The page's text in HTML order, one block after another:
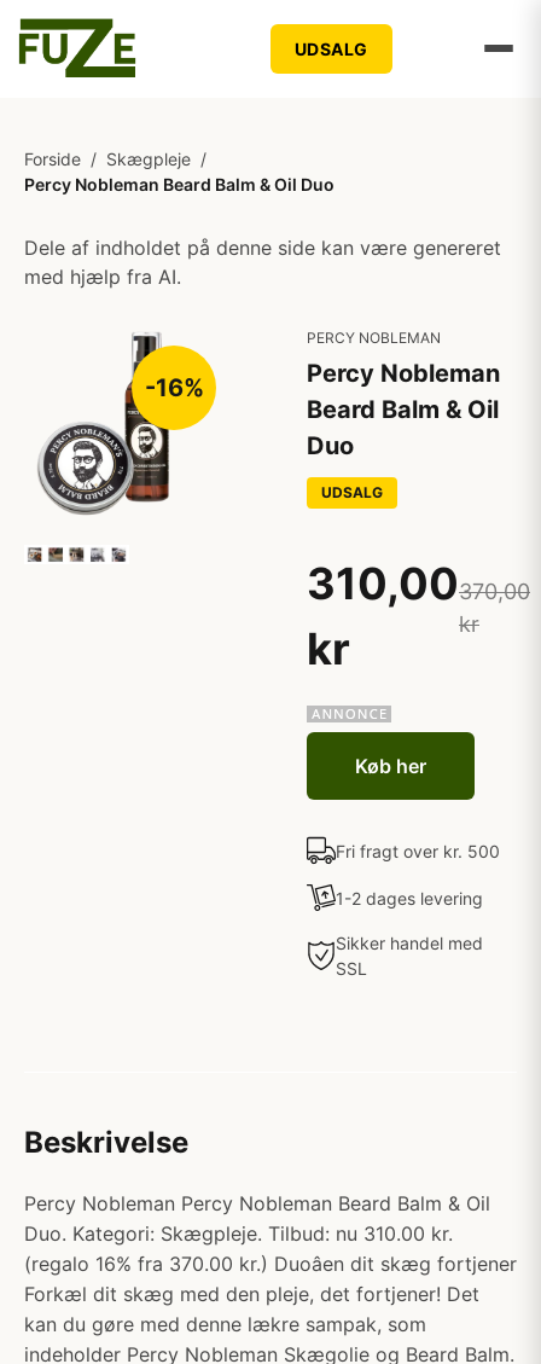
UDSALG
Forside / Skægpleje /
Percy Nobleman Beard Balm & Oil Duo
Dele af indholdet på denne side kan være genereret
med hjælp fra AI.
-16%
PERCY NOBLEMAN
Percy Nobleman
Beard Balm & Oil
Duo
UDSALG
310,00
kr
370,00
kr
Køb her
Fri fragt over kr. 500
1-2 dages levering
Sikker handel med
SSL
Beskrivelse
Percy Nobleman Percy Nobleman Beard Balm & Oil
Duo. Kategori: Skægpleje. Tilbud: nu 310.00 kr.
(regalo 16% fra 370.00 kr.) Duoâen dit skæg fortjener
Forkæl dit skæg med den pleje, det fortjener! Det
kan du gøre med denne lækre sampak, som
indeholder Percy Nobleman Skægolie og Beard Balm.